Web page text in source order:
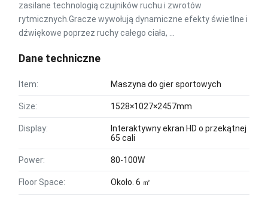
zasilane technologią czujników ruchu i zwrotów
rytmicznych.Gracze wywołują dynamiczne efekty świetlne i
dźwiękowe poprzez ruchy całego ciała, ...
Dane techniczne
Item: Maszyna do gier sportowych
Size: 1528×1027×2457mm
Display:
Interaktywny ekran HD o przekątnej
65 cali
Power: 80-100W
Floor Space: Około. 6 ㎡